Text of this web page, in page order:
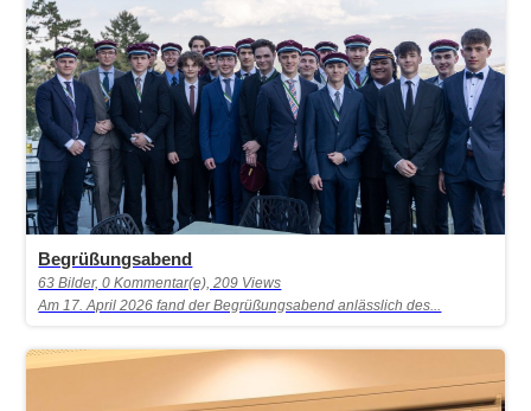
Begrüßungsabend
63 Bilder, 0 Kommentar(e), 209 Views
Am 17. April 2026 fand der Begrüßungsabend anlässlich des...